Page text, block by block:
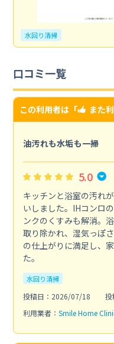
水回り清掃
口コミ一覧
この利用者は「 また
油汚れも水垢も一掃
5.0
キッチンと浴室の汚れ
いしました。IHコンロ
ンクのくすみも解消。
取り除かれ、湿気っぽ
の仕上がりに満足し、
た。
水回り清掃
投稿日：2026/07/18
投
利用業者： Smile Home